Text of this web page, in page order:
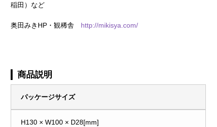
稲田）など
奥田みきHP・観稀舎 http://mikisya.com/
商品説明
パッケージサイズ
H130 × W100 × D28[mm]